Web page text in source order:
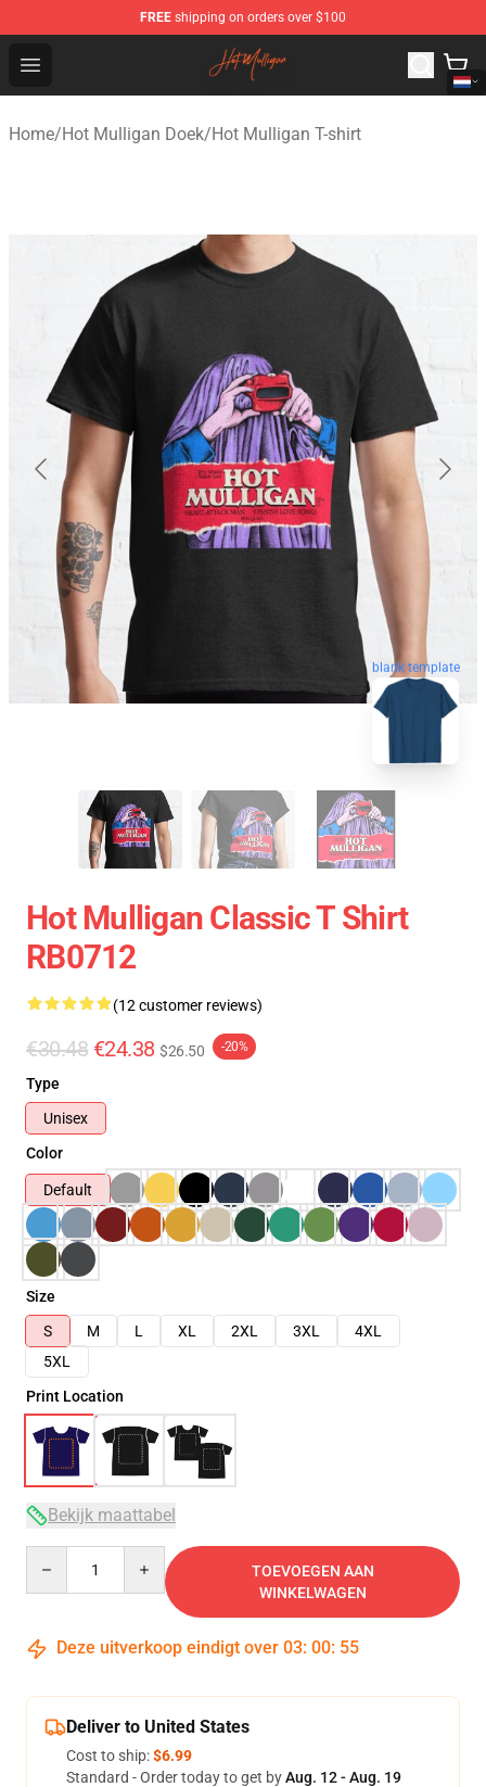
FREE shipping on orders over $100
Open menu
Hot Mulligan Shop - Official Hot Mulligan Merchandise
Home/Hot Mulligan Doek/Hot Mulligan T-shirt
blank template
Hot Mulligan Classic T Shirt
RB0712
(12 customer reviews)
€30.48 €24.38 $26.50 -20%
Type
Unisex
Color
Default
Size
S
M L XL 2XL 3XL
4XL
5XL
Print Location
Bekijk maattabel
TOEVOEGEN AAN
WINKELWAGEN
Deze uitverkoop eindigt over 03: 00: 54
Deliver to United States
Cost to ship:$6.99
Standard - Order today to get byAug. 12 - Aug. 19